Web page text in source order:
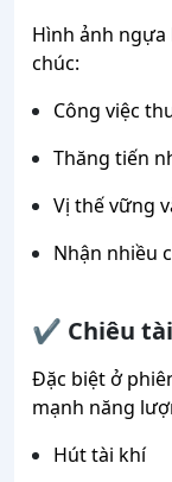
Hình ảnh
chúc:
Công việc
Thăng tiến
Vị thế vững
Nhận nhiều
✔ Chiêu tài
Đặc biệt ở
mạnh năng
Hút tài khí